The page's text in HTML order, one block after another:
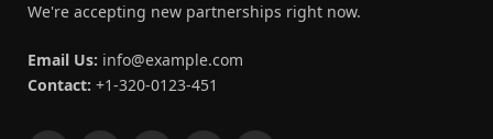
We're accepting new partnerships right now.
Email Us: info@example.com
Contact: +1-320-0123-451